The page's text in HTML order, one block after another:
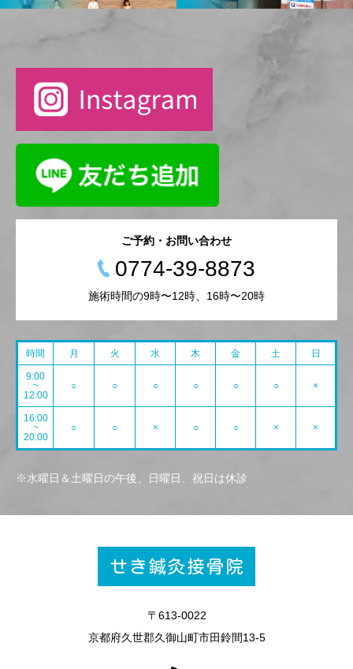
ご予約・お問い合わせ
0774-39-8873
施術時間の9時〜12時、16時〜20時
時間 月 火 水 木 金 土 日
9:00
~
12:00
○ ○ ○ ○ ○ ○ ×
16:00
~
20:00
○ ○ × ○ ○ × ×
※水曜日＆土曜日の午後、日曜日、祝日は休診
〒613-0022
京都府久世郡久御山町市田鈴間13-5